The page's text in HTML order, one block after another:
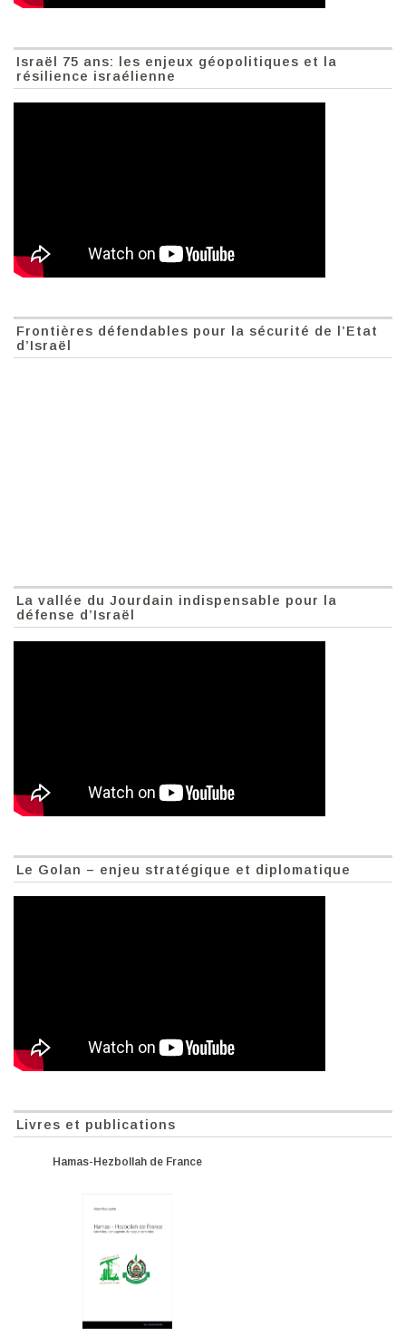
Israël 75 ans: les enjeux géopolitiques et la
résilience israélienne
Frontières défendables pour la sécurité de l’Etat
d’Israël
La vallée du Jourdain indispensable pour la
défense d’Israël
Le Golan – enjeu stratégique et diplomatique
Livres et publications
Hamas-Hezbollah de France